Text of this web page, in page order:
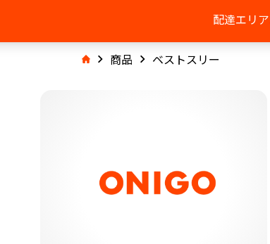
配達エリア
商品 ベストスリー